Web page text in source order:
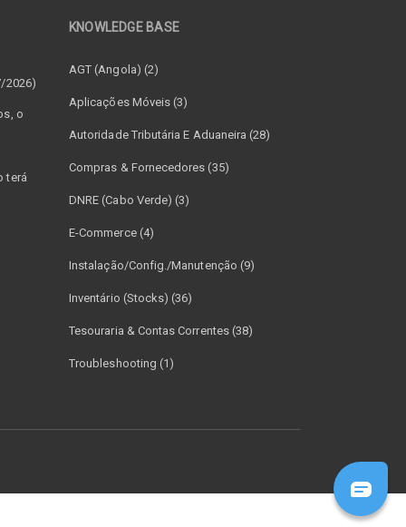
2026)
o
terá
KNOWLEDGE BASE
AGT (Angola) (2)
Aplicações Móveis (3)
Autoridade Tributária E Aduaneira (28)
Compras & Fornecedores (35)
DNRE (Cabo Verde) (3)
E-Commerce (4)
Instalação/Config./Manutenção (9)
Inventário (Stocks) (36)
Tesouraria & Contas Correntes (38)
Troubleshooting (1)